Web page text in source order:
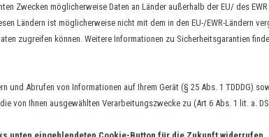
in die dritte Saison. In der Handballregion Bremen-
nahezu verdoppelt: 13 Teams gehen nun an den Start.
und Braunschweig-Göttingen ist eine steigende
Jahres 2025 bzw. Anfang 2026 fünf dezentrale
von Five-a-Side und praktische Hilfen zur Einführung
mit einem Five-a-Side Ball und dem Handbuch nicht
Zwecken möglicherweise Daten an Länder außerhalb der EU/ des EWR
Ländern ist möglicherweise nicht mit dem in den EU-/EWR-Ländern
zugreifen können. Weitere Informationen zu Sicherheitsgarantien
und Abrufen von Informationen auf Ihrem Gerät (§ 25 Abs. 1 TDDDG)
von Ihnen ausgewählten Verarbeitungszwecke zu (Art 6 Abs. 1 lit. a.
unten eingeblendeten Cookie-Button für die Zukunft widerrufen.